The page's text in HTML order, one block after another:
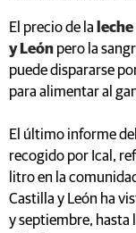
El precio de la
y León pero la
puede dispararse
para alimentar al
El último informe del
recogido por Ical,
litro en la
Castilla y León ha
y septiembre, hasta